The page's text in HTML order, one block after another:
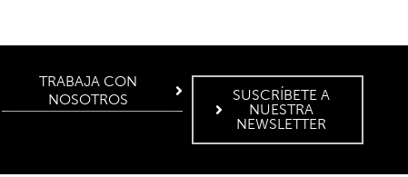
TRABAJA CON
NOSOTROS
SUSCRÍBETE A
NUESTRA
NEWSLETTER